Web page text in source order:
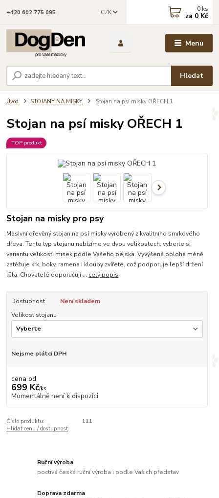
Menu
CZK
Hledat
+420 602 775 095 0 ks
za 0 Kč
Úvod STOJANY NA MISKY Stojan na psí misky OŘECH 1
Stojan na psí misky OŘECH 1
TOP produkt
Stojan na misky pro psy
Masivní dřevěný stojan na psí misky vyrobený z kvalitního smrkového
dřeva. Tento typ stojanu nabízíme ve dvou velikostech, vyberte si
variantu velikosti misek podle Vašeho pejska. Vyvýšená poloha méně
zatěžuje krk, boky, ramena i klouby zvířete, což podporuje lepší držení
těla. Chovatelé doporučují ... celý popis
Dostupnost
Není skladem
Velikost stojanu
Nejsme plátci DPH
cena od
699 Kč/ks
Momentálně není k dispozici
Číslo produktu:
111
Hlídat cenu / dostupnost
Ruční výroba
poctivá česká ruční výroba i podle Vašich představ
Doprava zdarma